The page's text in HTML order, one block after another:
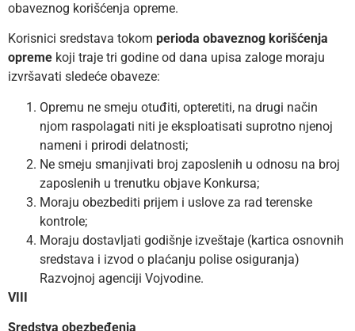
obaveznog korišćenja opreme.
Korisnici sredstava tokom perioda obaveznog korišćenja
opreme koji traje tri godine od dana upisa zaloge moraju
izvršavati sledeće obaveze:
Opremu ne smeju otuđiti, opteretiti, na drugi način
njom raspolagati niti je eksploatisati suprotno njenoj
nameni i prirodi delatnosti;
Ne smeju smanjivati broj zaposlenih u odnosu na broj
zaposlenih u trenutku objave Konkursa;
Moraju obezbediti prijem i uslove za rad terenske
kontrole;
Moraju dostavljati godišnje izveštaje (kartica osnovnih
sredstava i izvod o plaćanju polise osiguranja)
Razvojnoj agenciji Vojvodine.
VIII
Sredstva obezbeđenja